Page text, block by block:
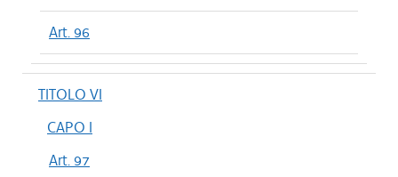
Art. 96
TITOLO VI
CAPO I
Art. 97